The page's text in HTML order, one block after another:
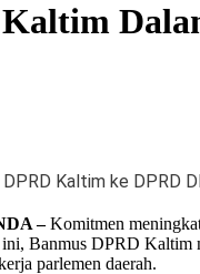
DPRD Kaltim ke DPRD
–Komitmen
ini, Banmus DPRD
parlemen daerah.